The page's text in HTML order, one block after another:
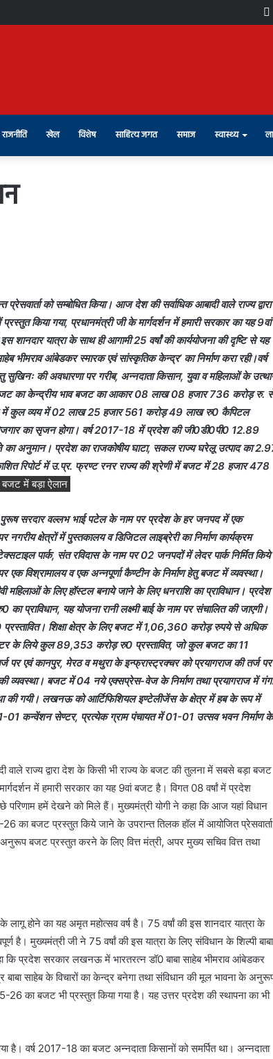
राजनीति खेल विशेष साहित्य जगत समाज स्वास्थ्य
को सम्बोधित किया। आज देश की सर्वाधिक आबादी वाले राज्य द्वारा
किया गया, प्रधानमंत्री जी के मार्गदर्शन में हमारी सरकार का यह 9वां
यात्रा के साथ ही आगामी 25 वर्षां की कार्ययोजना की दृष्टि से यह
आंबेडकर स्मारक एवं सांस्कृतिक केन्द्र’ का निर्माण करा रही।वर्ष
की अवधारणा पर गरीब, अन्नदाता किसान, युवा व महिलाओं के
बजट का केन्द्रीय भाव बजट का आकार 08 लाख 08 हजार 736 करोड़ रु.
कुल व्यय में 02 लाख 25 हजार 561 करोड़ 49 लाख रु0 कैपिटल
का सृजन होगा। वर्ष 2017-18 में प्रदेश की जी0डी0पी0 12.89
अनुमान। प्रदेश का राजकोषीय घाटा, सकल राज्य घरेलू उत्पाद का
रिपोर्ट में उ.प्र. फ्रण्ट रनर राज्य की श्रेणी में बजट में 28 हजार 478
बजट में बड़ा ऐलान
पुरूष सरदार वल्लभ भाई पटेल के नाम पर प्रदेश के हर जनपद में एक
क्षेत्रों में पुस्तकालय व डिजिटल लाइब्रेरी का निर्माण कार्यक्रम
पार्क, संत रविदास के नाम पर 02 जनपदों में लेदर पार्क निर्मित किये
विश्रामालय व एक अन्नपूर्णा कैण्टीन के निर्माण हेतु बजट में व्यवस्था।
महिलाओं के लिए हॉस्टल बनाये जाने के लिए धनराशि का प्राविधान। प्रदेश
यह योजना रानी लक्ष्मी बाई के नाम पर संचालित की जाएगी।
शिक्षा क्षेत्र के लिए बजट में 1,06,360 करोड़ रुपये से अधिक
के लिये कुल 89,353 करोड़ रु0 प्रस्तावित, जो कुल बजट का 11
पर एवं कानपुर, मेरठ व मथुरा के इन्फ्रास्ट्रक्चर को प्रयागराज की तर्ज पर
बजट में 04 नये एक्सप्रेस-वेज के निर्माण तथा प्रयागराज में गंगा
की गयी। लखनऊ को आर्टिफिशियल इण्टेलीजेंस के क्षेत्र में हब के रूप में
01 कन्वेंशन सेण्टर, प्रत्येक ग्राम पंचायत में 01-01 उत्सव भवन निर्माण के
राज्य द्वारा देश के किसी भी राज्य के बजट की तुलना में सबसे बड़ा बजट
में हमारी सरकार का यह 9वां बजट है। विगत 08 वर्षां में प्रदेश
हमें देखने को मिले हैं। मुख्यमंत्री योगी ने कहा कि आज यहां विधान
26 का बजट प्रस्तुत किये जाने के उपरान्त तिलक हॉल में आयोजित प्रेसवार्ता
बजट प्रस्तुत करने के लिए वित्त मंत्री, अपर मुख्य सचिव वित्त तथा
होने का यह अमृत महोत्सव वर्ष है। 75 वर्षां की इस शानदार यात्रा के
है। मुख्यमंत्री जी ने 75 वर्षां की इस यात्रा के लिए संविधान के शिल्पी बाबा
कि प्रदेश सरकार लखनऊ में भारतरत्न डॉ0 बाबा साहेब भीमराव आंबेडकर
साहेब के विचारों का केन्द्र बनेगा तथा संविधान की मूल भावना के
26 का बजट भी प्रस्तुत किया गया है। यह उत्तर प्रदेश की स्थापना का भी
वर्ष 2017-18 का बजट अन्नदाता किसानों को समर्पित था। अन्नदाता